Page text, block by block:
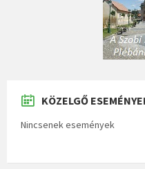
KÖZELGŐ
Nincsenek események